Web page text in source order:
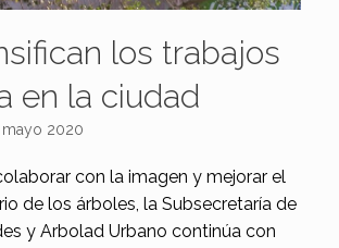
los trabajos
en la ciudad
mayo 2020
con la imagen y mejorar el
de los árboles, la Subsecretaría de
y Arbolad Urbano continúa con